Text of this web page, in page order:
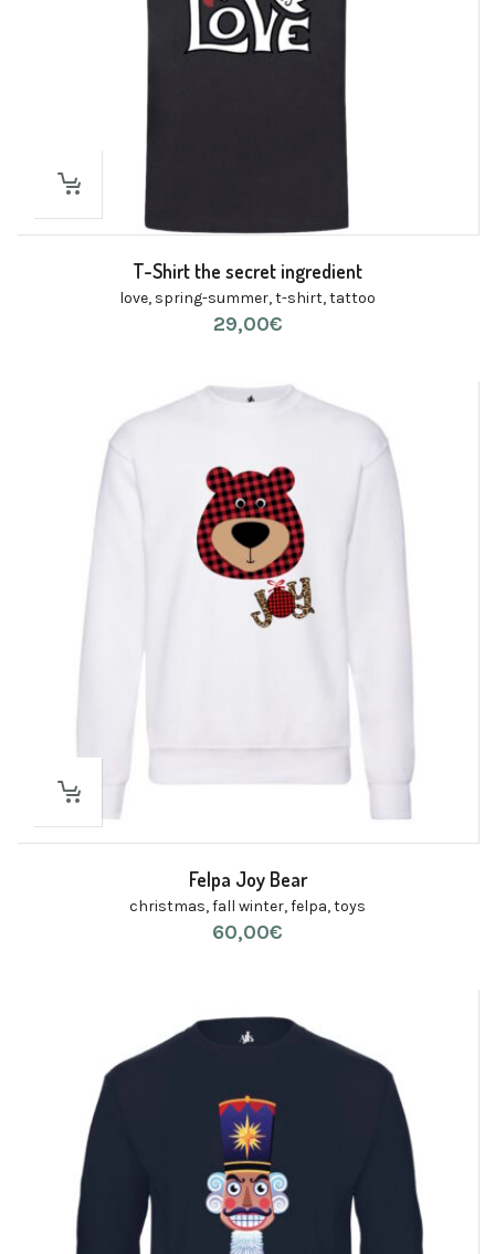
T-Shirt the secret ingredient
love, spring-summer,t-shirt,tattoo
29,00€
Felpa Joy Bear
christmas,fall winter,felpa,toys
60,00€